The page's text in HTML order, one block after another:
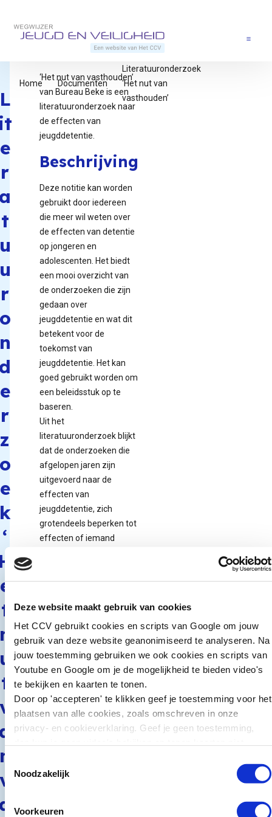
Deze website maakt gebruik van cookies
Het CCV gebruikt cookies en scripts van Google om jouw
gebruik van deze website geanonimiseerd te analyseren. Na
jouw toestemming gebruiken we ook cookies en scripts van
Youtube en Google om je de mogelijkheid te bieden video's
te bekijken en kaarten te tonen.
Door op 'accepteren' te klikken geef je toestemming voor het
plaatsen van alle cookies, zoals omschreven in onze
privacy- en cookieverklaring. Geef je geen toestemming,
Noodzakelijk
Voorkeuren
Terug naar de startpagina
e
r
t
r
e
r
z
e
‘
e
t
t
v
v
Home Documenten
Literatuuronderzoek
‘Het nut van
vasthouden’
‘Het nut van vasthouden’
van Bureau Beke is een
literatuuronderzoek naar
de effecten van
jeugddetentie.
Beschrijving
Deze notitie kan worden
gebruikt door iedereen
die meer wil weten over
de effecten van detentie
op jongeren en
adolescenten. Het biedt
een mooi overzicht van
de onderzoeken die zijn
gedaan over
jeugddetentie en wat dit
betekent voor de
toekomst van
jeugddetentie. Het kan
goed gebruikt worden om
een beleidsstuk op te
baseren.
Uit het
literatuuronderzoek blijkt
dat de onderzoeken die
afgelopen jaren zijn
uitgevoerd naar de
effecten van
jeugddetentie, zich
grotendeels beperken tot
effecten of iemand
uitvoering en opzet zijn
richtinggevend en niet
onderling vergelijkbaar.
Vrijheidsbeneming kan bij
uitzondering – namelijk
bij relatief zware
dadergroepen – tot een
daling van de recidive
leiden.
Uitgever
uitgevoerd in opdracht
Justitie en Veiligheid en